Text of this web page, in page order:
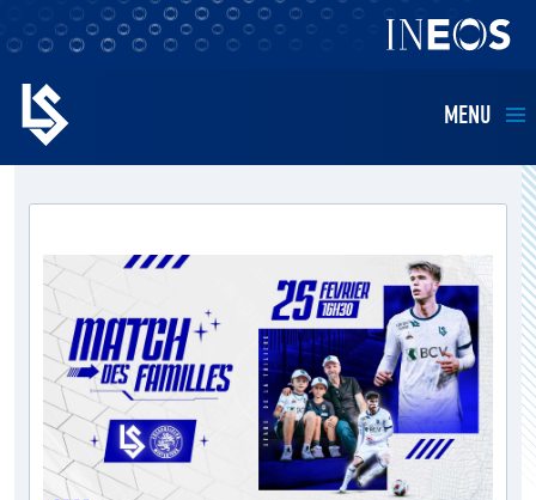
MENU
EQUIPES
BILLETTERIE
FANS
KIDS
BUSINESS